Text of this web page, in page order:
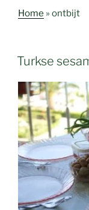
Home » ontbijt
Turkse